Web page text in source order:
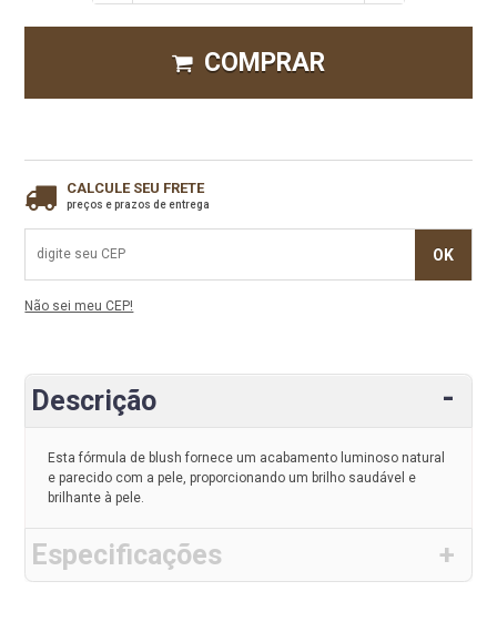
COMPRAR
CALCULE SEU FRETE
preços e prazos de entrega
OK
Não sei meu CEP!
Descrição
Esta fórmula de blush fornece um acabamento luminoso natural
e parecido com a pele, proporcionando um brilho saudável e
brilhante à pele.
Especificações